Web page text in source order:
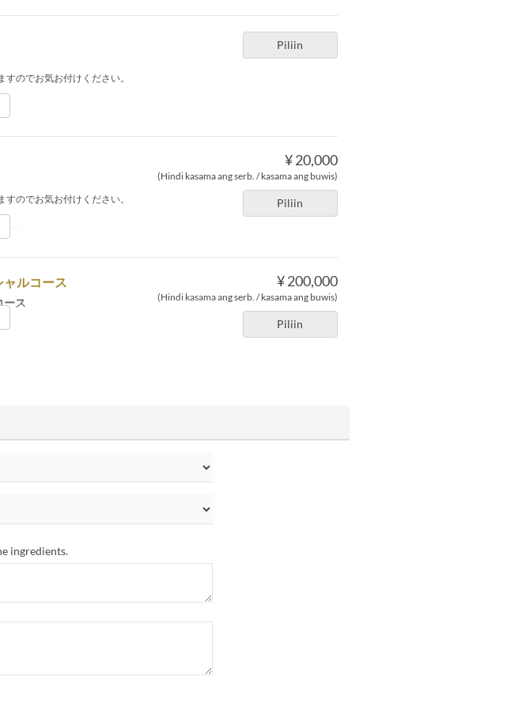
Piliin
のでお気お付けください。
¥ 20,000
(Hindi kasama ang serb. / kasama ang buwis)
Piliin
のでお気お付けください。
¥ 200,000
(Hindi kasama ang serb. / kasama ang buwis)
Piliin
ルコース
ース
ingredients.